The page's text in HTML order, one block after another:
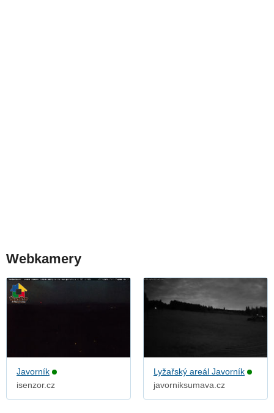
Webkamery
Javorník
isenzor.cz
Lyžařský areál Javorník
javorniksumava.cz